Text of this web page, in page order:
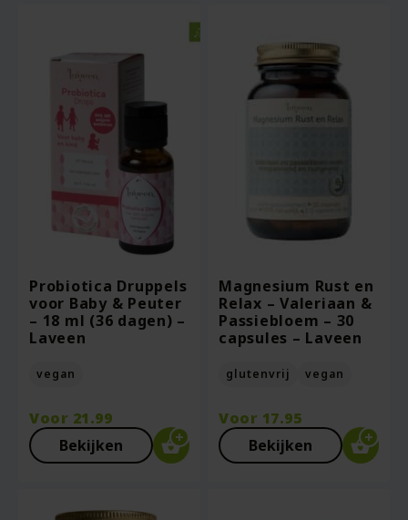
Probiotica Druppels
voor Baby & Peuter
– 18 ml (36 dagen) –
Laveen
vegan
Voor 21.99
Bekijken
Magnesium Rust en
Relax – Valeriaan &
Passiebloem – 30
capsules – Laveen
glutenvrij vegan
Voor 17.95
Bekijken